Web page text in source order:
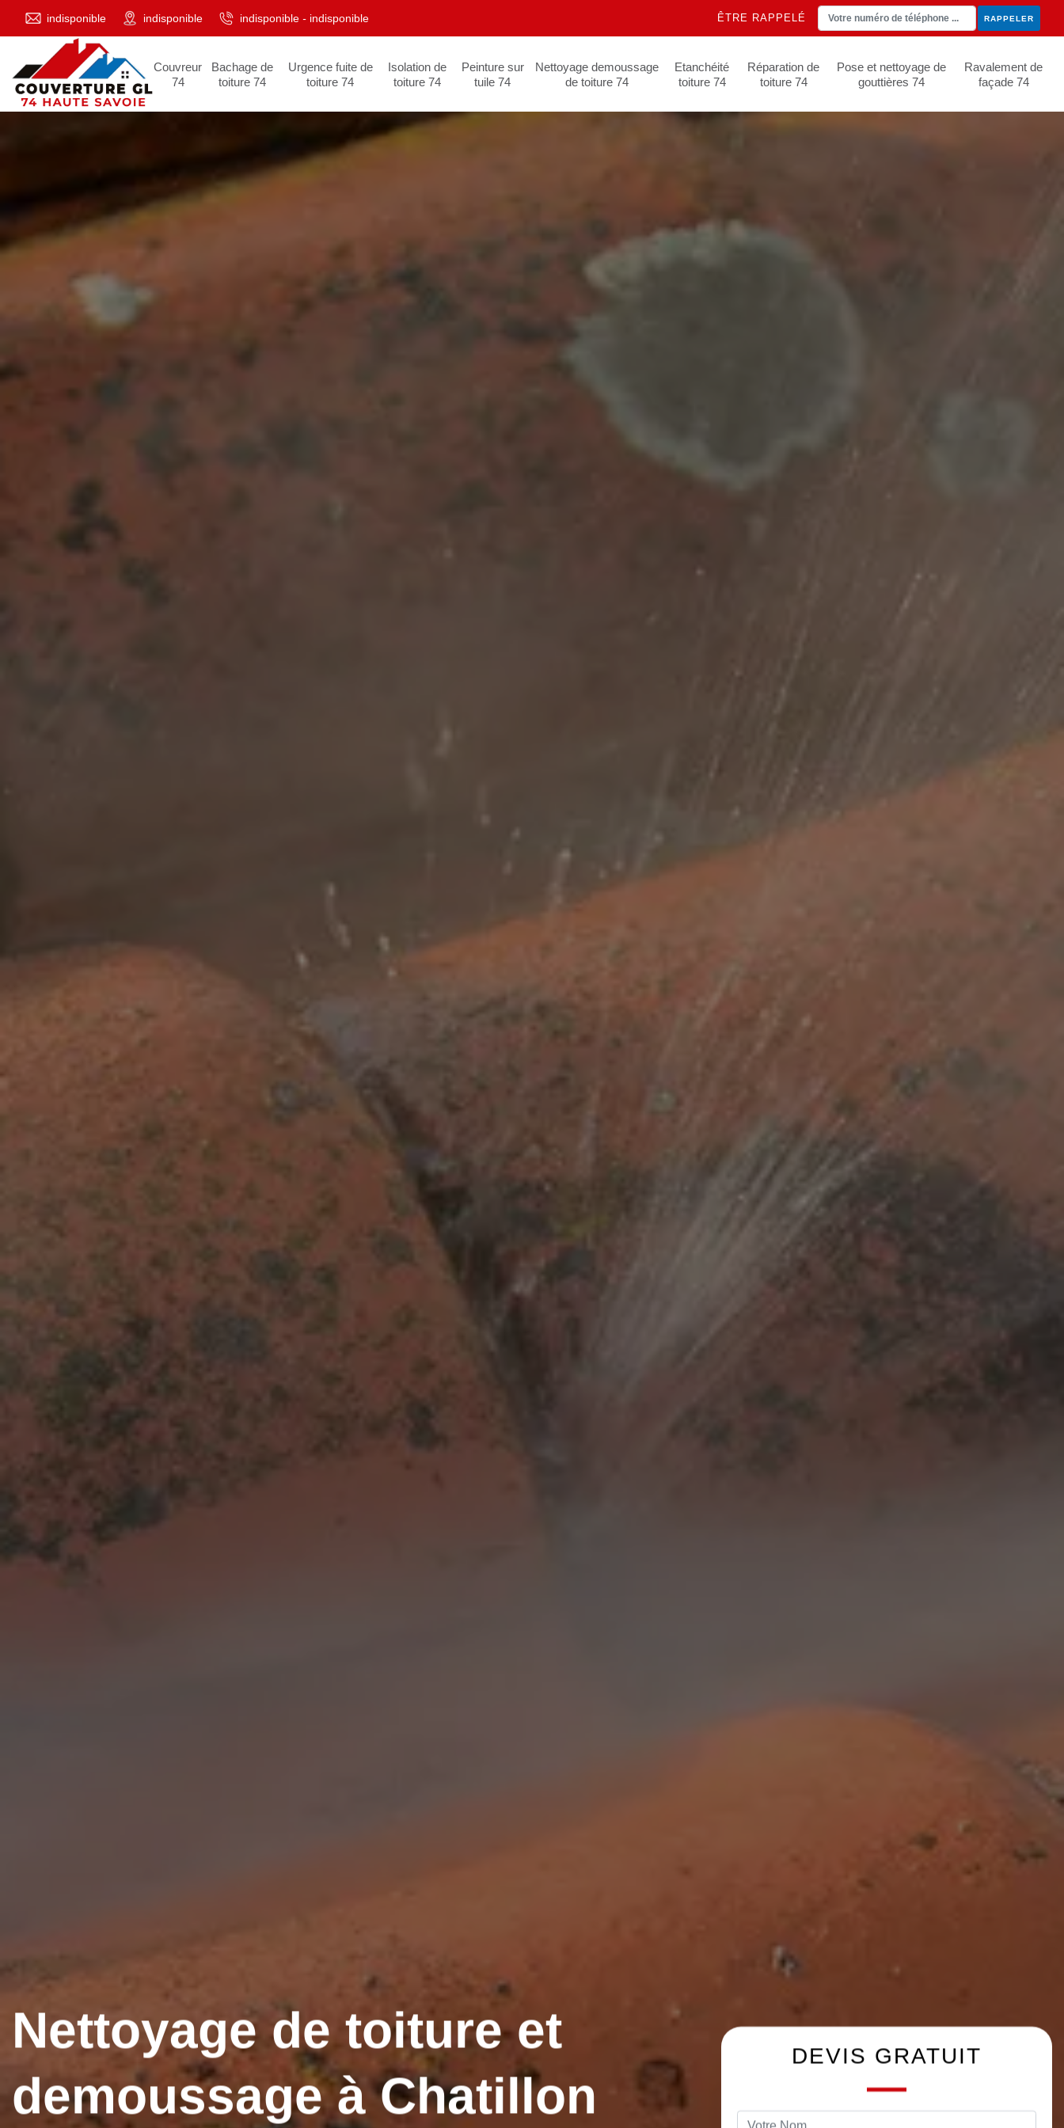
indisponible indisponible indisponible - indisponible ÊTRE RAPPELÉ
Couvreur
74
Bachage de
toiture 74
Urgence fuite de
toiture 74
Isolation de
toiture 74
Peinture sur
tuile 74
Nettoyage demoussage
de toiture 74
Etanchéité
toiture 74
Réparation de
toiture 74
Pose et nettoyage de
gouttières 74
Ravalement de
façade 74
Nettoyage de toiture et
demoussage à Chatillon
DEVIS GRATUIT